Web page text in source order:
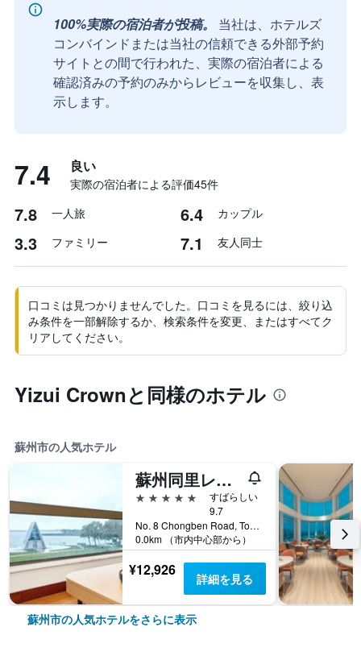
100%実際の宿泊者が投稿。
当社は、ホテルズ
コンバインドまたは当社の信頼できる外部予約
サイトとの間で行われた、実際の宿泊者による
確認済みの予約のみからレビューを収集し、表
示します。
7.4 良い
実際の宿泊者による評価45​件
7.8 一人旅 6.4 カップル
3.3 ファミリー 7.1 友人同士
口コミは見つかりませんでした。口コミを見るには、絞り込
み条件を一部解除するか、検索条件を変更、またはすべてク
リアしてください。
Yizui Crownと同様のホテル
蘇州市の人気ホテル
蘇州同里レイクビュー ホテル (苏州同里湖大饭店)
5つ星
すばらしい
9.7
No. 8 Chongben Road, Tongli Town, 蘇州市, 中国
0.0km （市内中心部から）
¥12,926 詳細を見る
蘇州市の人気ホテルをさらに表示